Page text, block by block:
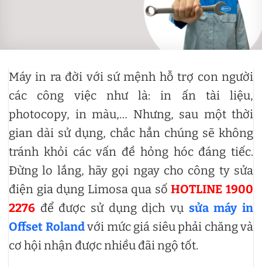
Máy in ra đời với sứ mệnh hỗ trợ con người
các công việc như là: in ấn tài liệu,
photocopy, in màu,… Nhưng, sau một thời
gian dài sử dụng, chắc hẳn chúng sẽ không
tránh khỏi các vấn đề hỏng hóc đáng tiếc.
Đừng lo lắng, hãy gọi ngay cho công ty sửa
điện gia dụng Limosa qua sốHOTLINE 1900
2276 để được sử dụng dịch vụ sửa máy in
Offset Rolandvới mức giá siêu phải chăng và
cơ hội nhận được nhiều đãi ngộ tốt.